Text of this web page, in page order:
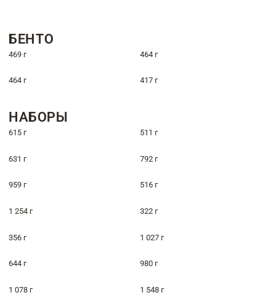
БЕНТО
469 г 464 г
464 г 417 г
НАБОРЫ
615 г 511 г
631 г 792 г
959 г 516 г
1 254 г 322 г
356 г 1 027 г
644 г 980 г
1 078 г 1 548 г